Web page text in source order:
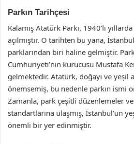
Parkın Tarihçesi
Kalamış Atatürk Parkı, 1940’lı
açılmıştır. O tarihten bu yana,
parklarından biri haline gelmiştir.
Cumhuriyeti’nin kurucusu Mustafa
gelmektedir. Atatürk, doğayı ve yeşil
önemsemiş, bu nedenle parkın ismi
Zamanla, park çeşitli düzenlemeler
standartlarına ulaşmış, İstanbul’un
önemli bir yer edinmiştir.